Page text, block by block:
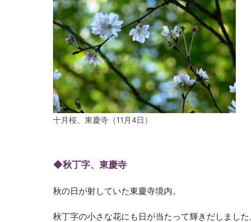
十月桜、東慶寺（11月4日）
◆秋丁字、東慶寺
秋の日が射していた東慶寺境内。
秋丁字の小さな花にも日が当たって輝きだしました